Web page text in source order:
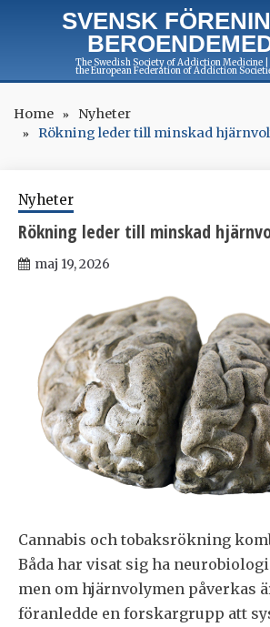
SVENSK
The Swedish Society of Addiction Medicine
the European Federation of Addiction
Home
Nyheter
Rökning leder till minskad
Nyheter
Rökning leder till minskad
maj 19, 2026
Cannabis och tobaksrökning
Båda har visat sig ha
men om hjärnvolymen påverkas
föranledde en forskargrupp att